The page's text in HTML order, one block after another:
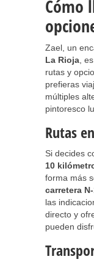
Cómo
Zael, un
La Rioja ,
rutas y
prefieras
múltiples
pintoresco
Rutas
Si decides
10
forma más
carretera
las
directo y
pueden